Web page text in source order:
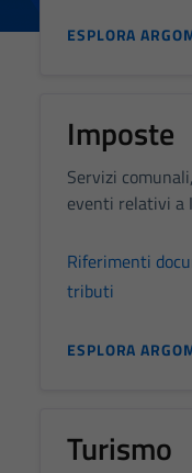
ESPLORA
Imposte
Servizi
eventi relativi a
Riferimenti
tributi
ESPLORA
Turismo